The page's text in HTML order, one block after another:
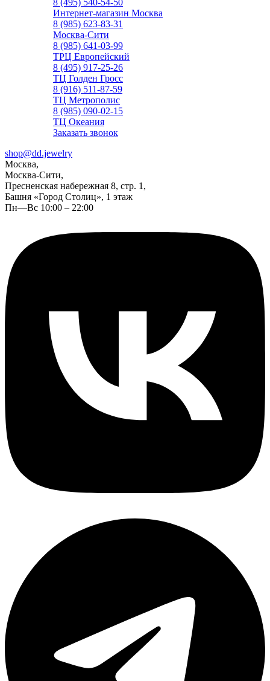
8 (495) 540-54-50
Интернет-магазин Москва
8 (985) 623-83-31
Москва-Сити
8 (985) 641-03-99
ТРЦ Европейский
8 (495) 917-25-26
ТЦ Голден Гросс
8 (916) 511-87-59
ТЦ Метрополис
8 (985) 090-02-15
ТЦ Океания
Заказать звонок
shop@dd.jewelry
Москва,
Москва-Сити,
Пресненская набережная 8, стр. 1,
Башня «Город Столиц», 1 этаж
Пн—Вс 10:00 – 22:00